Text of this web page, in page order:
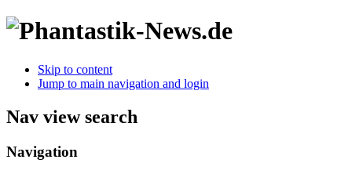
Skip to content
Jump to main navigation and login
Nav view search
Navigation